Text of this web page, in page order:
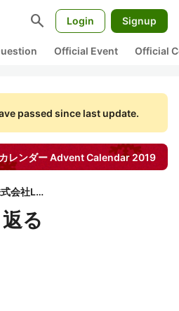
search Login Signup
Official Event Official
passed since last update.
レンダーAdvent Calendar 2019
株式会社LIG
る